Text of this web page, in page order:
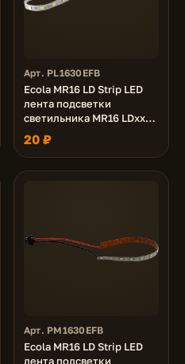
Арт. PL1630EFB
Ecola MR16 LD Strip LED
лента подсветки
светильника MR16 LDxxxx
24V, 3.0W, 4200K
20 ₽
Арт. PM1630EFB
Ecola MR16 LD Strip LED
лента подсветки